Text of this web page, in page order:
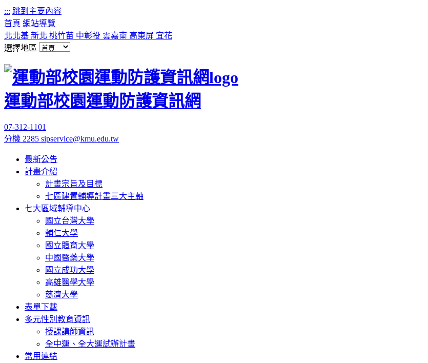
::: 跳到主要內容
首頁 網站導覽
北北基 新北 桃竹苗 中彰投 雲嘉南 高東屏 宜花
選擇地區
運動部校園運動防護資訊網
07-312-1101
分機 2285 sipservice@kmu.edu.tw
最新公告
計畫介紹
計畫宗旨及目標
七區建置輔導計畫三大主軸
七大區域輔導中心
國立台灣大學
輔仁大學
國立體育大學
中國醫藥大學
國立成功大學
高雄醫學大學
慈濟大學
表單下載
多元性別教育資訊
授課講師資訊
全中運、全大運試辦計畫
常用連結